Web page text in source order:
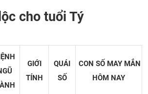
cho tuổi Tý
GIỚI
TÍNH
QUÁI
SỐ
CON SỐ MAY MẮN
HÔM NAY